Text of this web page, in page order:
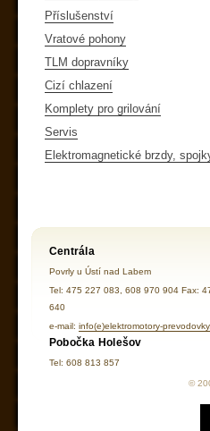
Příslušenství
Vratové pohony
TLM dopravníky
Cizí chlazení
Komplety pro grilování
Servis
Elektromagnetické brzdy,
Centrála
Povrly u Ústí nad Labem
Tel: 475 227 083, 608 970 904 Fax:
640
e-mail: info(e)elektromotory-
Pobočka Holešov
Tel: 608 813 857
©